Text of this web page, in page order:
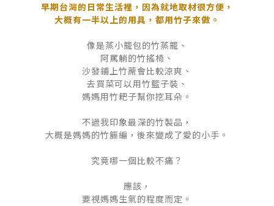
早期台灣的日常生活裡，因為就地取材很方便，
大概有一半以上的用具，都用竹子來做。
像是蒸小籠包的竹蒸籠、
阿罵躺的竹搖椅、
沙發鋪上竹蓆會比較涼爽、
去買菜可以用竹籃子裝、
媽媽用竹耙子幫你挖耳朵。
不過我印象最深的竹製品，
大概是媽媽的竹籐編，後來變成了愛的小手。
究竟哪一個比較不痛？
應該，
要視媽媽生氣的程度而定。